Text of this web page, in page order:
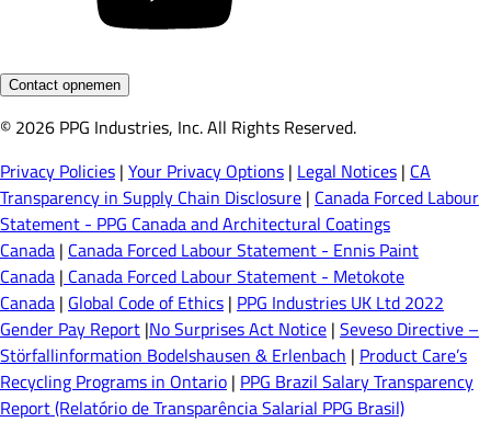
Contact opnemen
© 2026 PPG Industries, Inc. All Rights Reserved.
Privacy Policies | Your Privacy Options | Legal Notices | CA
Transparency in Supply Chain Disclosure | Canada Forced Labour
Statement - PPG Canada and Architectural Coatings
Canada | Canada Forced Labour Statement - Ennis Paint
Canada | Canada Forced Labour Statement - Metokote
Canada | Global Code of Ethics | PPG Industries UK Ltd 2022
Gender Pay Report |No Surprises Act Notice | Seveso Directive –
Störfallinformation Bodelshausen & Erlenbach | Product Care’s
Recycling Programs in Ontario | PPG Brazil Salary Transparency
Report (Relatório de Transparência Salarial PPG Brasil)